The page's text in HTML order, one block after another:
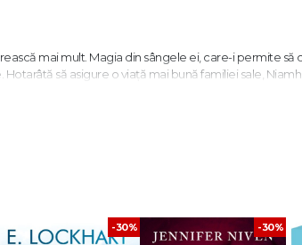
mai mult. Magia din sângele ei, care-i permite să
să asigure o viață mai bună familiei sale,
magică, intriga politica și romantismul...
-30% -30%